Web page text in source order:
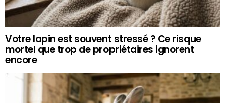
Votre lapin est souvent stressé ? Ce risque
mortel que trop de propriétaires ignorent
encore